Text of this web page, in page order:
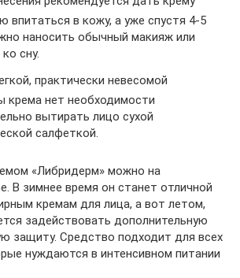
впитаться в кожу, а уже спустя 4-5
наносить обычный макияж или
сну.
практически невесомой
крема нет необходимости
вытирать лицо сухой
салфеткой.
«Либридерм» можно на
В зимнее время он станет отличной
кремам для лица, а вот летом,
задействовать дополнительную
защиту. Средство подходит для всех
нуждаются в интенсивном питании